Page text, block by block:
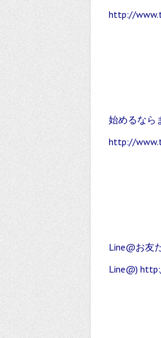
http://
始めるなら
http://
Line@お友
Line@)